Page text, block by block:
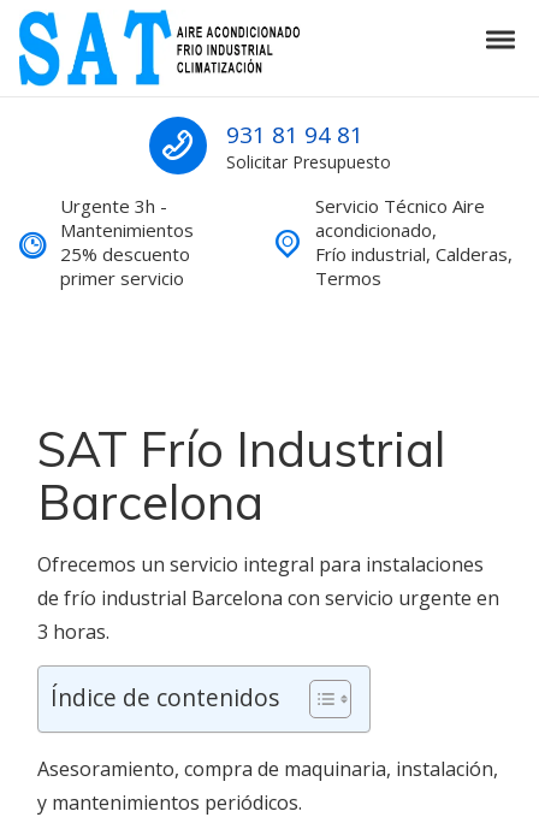
Skip to navigation
Skip to content
SAT Aire acondicionado Barcelona
SAT Aire acondicionado Barcelona Servicio Técnico
931 81 94 81
Solicitar Presupuesto
Urgente 3h -
Mantenimientos
25% descuento
primer servicio
Servicio Técnico Aire
acondicionado,
Frío industrial, Calderas,
Termos
SAT Frío Industrial
Barcelona
Ofrecemos un servicio integral para instalaciones
de frío industrial Barcelona con servicio urgente en
3 horas.
Índice de contenidos
Asesoramiento, compra de maquinaria, instalación,
y mantenimientos periódicos.